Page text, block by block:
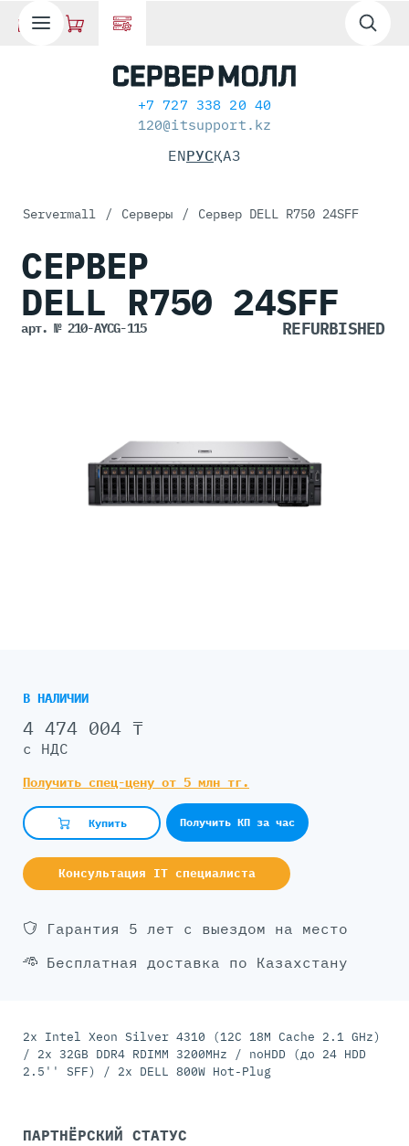
+7 727 338 20 40
120@itsupport.kz
ENРУСҚАЗ
Servermall / Серверы / Сервер DELL R750 24SFF
СЕРВЕР
DELL R750 24SFF
арт. № 210-AYCG-115
В НАЛИЧИИ
4 474 004 ₸
с НДС
Получить спец-цену от 5 млн тг.
Купить Получить КП за час
Консультация IT специалиста
Гарантия 5 лет с выездом на место
Бесплатная доставка по Казахстану
2x Intel Xeon Silver 4310 (12C 18M Cache 2.1 GHz)
/ 2x 32GB DDR4 RDIMM 3200MHz / noHDD (до 24 HDD
2.5'' SFF) / 2x DELL 800W Hot-Plug
ПАРТНЁРСКИЙ СТАТУС